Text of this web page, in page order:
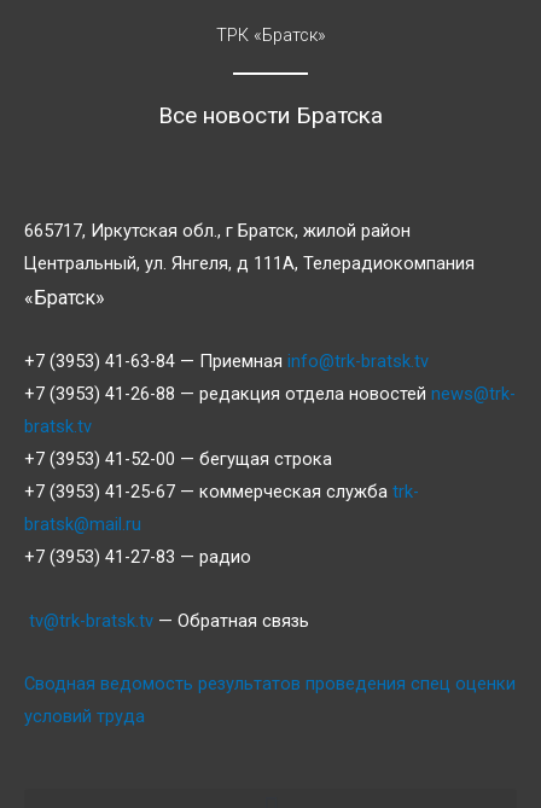
ТРК «Братск»
Все новости Братска
665717, Иркутская обл., г Братск, жилой район
Центральный, ул. Янгеля, д 111А, Телерадиокомпания
«Братск»
+7 (3953) 41-63-84 — Приемная info@trk-bratsk.tv
+7 (3953) 41-26-88 — редакция отдела новостей news@trk-
bratsk.tv
+7 (3953) 41-52-00 — бегущая строка
+7 (3953) 41-25-67 — коммерческая служба trk-
bratsk@mail.ru
+7 (3953) 41-27-83 — радио
tv@trk-bratsk.tv — Обратная связь
Сводная ведомость результатов проведения спец оценки
условий труда